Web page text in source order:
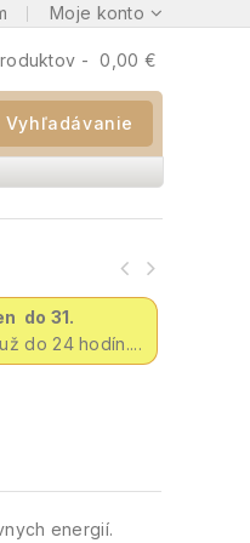
Moje konto
- 0,00 €
Vyhľadávanie
do 31.
do 24 hodín....
energií.